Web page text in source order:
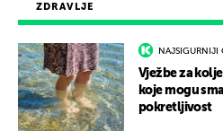
ZDRAVLJE
NAJSIGURNIJI
Vježbe za
koje mogu
pokretljivost